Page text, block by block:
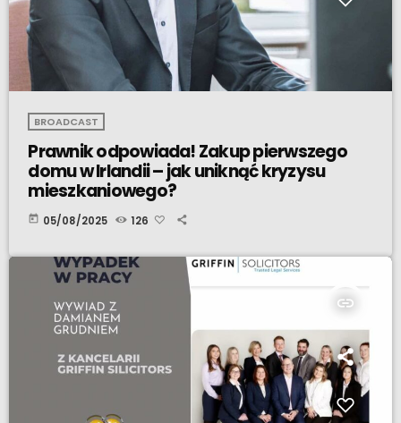
BROADCAST
Prawnik odpowiada! Zakup pierwszego
domu w Irlandii – jak uniknąć kryzysu
mieszkaniowego?
today 05/08/2025 126
insert_link